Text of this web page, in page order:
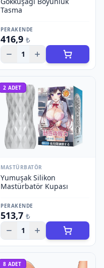
Tasma
PERAKENDE
416,9 ₺
1
2 ADET
MASTÜRBATÖR
Yumuşak Silikon
Mastürbatör Kupası
PERAKENDE
513,7 ₺
1
8 ADET